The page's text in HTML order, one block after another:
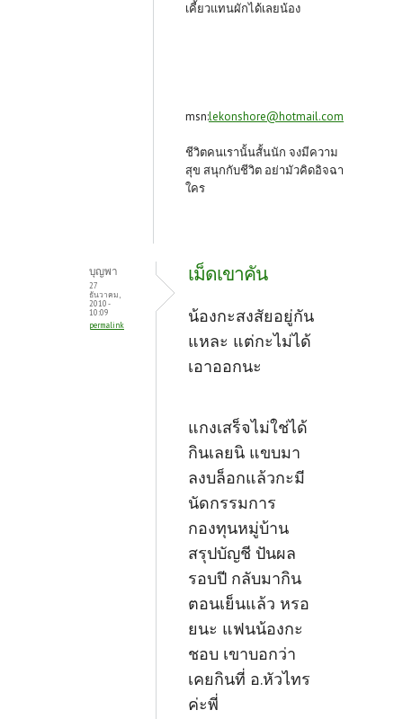
เคี้ยวแทนผักได้เลยน้อง
msn:lekonshore@hotmail.com
ชีวิตคนเรานั้นสั้นนัก จงมีความ
สุข สนุกกับชีวิต อย่ามัวคิดอิจฉา
ใคร
บุญพา
27
ธันวาคม,
2010 -
10:09
permalink
เม็ดเขาคัน
น้องกะสงสัยอยู่กัน
แหละ แต่กะไม่ได้
เอาออกนะ
แกงเสร็จไม่ใช่ได้
กินเลยนิ แขบมา
ลงบล็อกแล้วกะมี
นัดกรรมการ
กองทุนหมู่บ้าน
สรุปบัญชี ปันผล
รอบปี กลับมากิน
ตอนเย็นแล้ว หรอ
ยนะ แฟนน้องกะ
ชอบ เขาบอกว่า
เคยกินที่ อ.หัวไทร
ค่ะพี่